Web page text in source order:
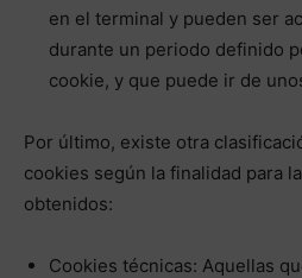
en el terminal y pueden ser
durante un periodo definido
cookie, y que puede ir de
Por último, existe otra
cookies según la finalidad para
obtenidos:
Cookies técnicas: Aquellas